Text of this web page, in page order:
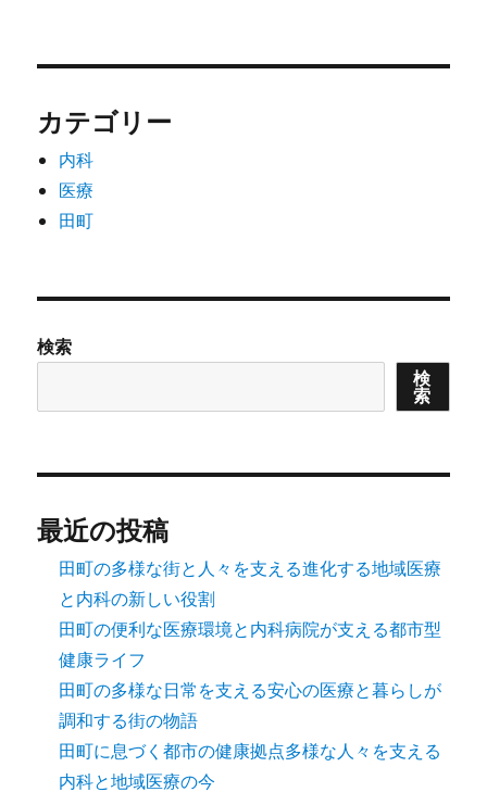
カテゴリー
内科
医療
田町
検索
検
索
最近の投稿
田町の多様な街と人々を支える進化する地域医療
と内科の新しい役割
田町の便利な医療環境と内科病院が支える都市型
健康ライフ
田町の多様な日常を支える安心の医療と暮らしが
調和する街の物語
田町に息づく都市の健康拠点多様な人々を支える
内科と地域医療の今